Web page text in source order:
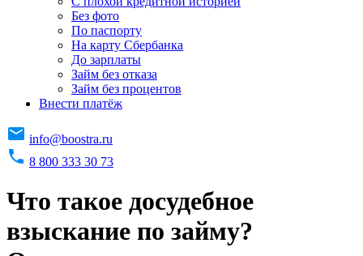
Без фото
По паспорту
На карту Сбербанка
До зарплаты
Займ без отказа
Займ без процентов
Внести платёж
info@boostra.ru
8 800 333 30 73
Что такое досудебное
взыскание по займу?